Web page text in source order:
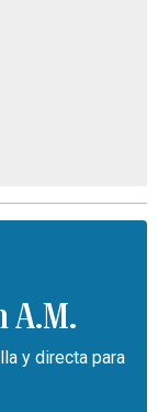
A.M.
y directa para